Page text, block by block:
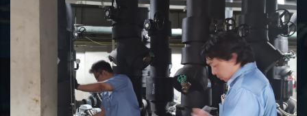
ตรวจสอบและวินิจฉัย